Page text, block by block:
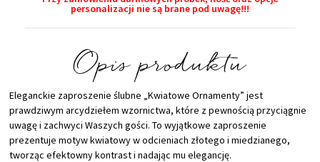
personalizacji nie są brane pod uwagę!!!​
Opis produktu
Eleganckie zaproszenie ślubne „Kwiatowe Ornamenty” jest
prawdziwym arcydziełem wzornictwa, które z pewnością przyciągnie
uwagę i zachwyci Waszych gości. To wyjątkowe zaproszenie
prezentuje motyw kwiatowy w odcieniach złotego i miedzianego,
tworząc efektowny kontrast i nadając mu elegancję.